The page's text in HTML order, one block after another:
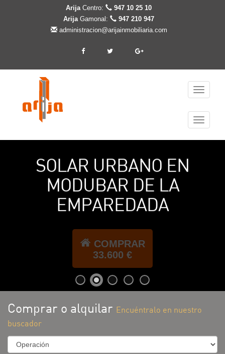
ArijaCentro:
947 10 25 10
ArijaGamonal:
947 210 947
administracion@arijainmobiliaria.com
Cambiar
Cambiar
SOLAR URBANO EN
MODUBAR DE LA
EMPAREDADA
COMPRAR
33.600 €
Comprar o alquilar Encuéntralo en nuestro
buscador
Régimen